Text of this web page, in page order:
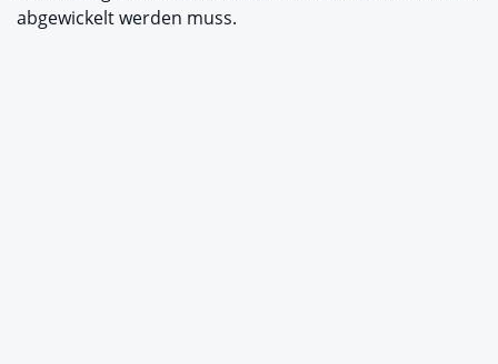
abgewickelt werden muss.